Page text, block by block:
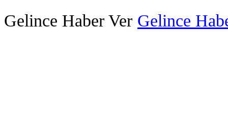
Gelince Haber Ver Gelince